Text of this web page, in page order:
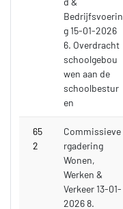
Bedrijfsvoerin
g 15-01-2026
6. Overdracht
schoolgebou
wen aan de
schoolbestur
en
65
2
Commissieve
rgadering
Wonen,
Werken &
Verkeer 13-01-
2026 8.